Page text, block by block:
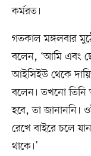
কর্মরত।
গতকাল মঙ্গলবার
বলেন, ‘আমি এবং
আইসিইউ থেকে
বলেন। তখনো তিনি
হবে, তা জানাননি।
রেখে বাইরে চলে
থাকে।’